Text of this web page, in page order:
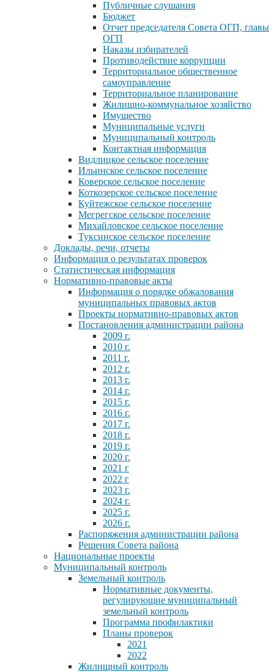
Публичные слушания
Бюджет
Отчет председателя Совета ОГП, главы
ОГП
Наказы избирателей
Противодействие коррупции
Территориальное общественное
самоуправление
Территориальное планирование
Жилищно-коммунальное хозяйство
Имущество
Муниципальные услуги
Муниципальный контроль
Контактная информация
Видлицкое сельское поселение
Ильинское сельское поселение
Коверское сельское поселение
Коткозерское сельское поселение
Куйтежское сельское поселение
Мегрегское сельское поселение
Михайловское сельское поселение
Туксинское сельское поселение
Доклады, речи, отчеты
Информация о результатах проверок
Статистическая информация
Нормативно-правовые акты
Информация о порядке обжалования
муниципальных правовых актов
Проекты нормативно-правовых актов
Постановления администрации района
2009 г.
2010 г.
2011 г.
2012 г.
2013 г.
2014 г.
2015 г.
2016 г.
2017 г.
2018 г.
2019 г.
2020 г.
2021 г
2022 г
2023 г.
2024 г.
2025 г.
2026 г.
Распоряжения администрации района
Решения Совета района
Национальные проекты
Муниципальный контроль
Земельный контроль
Нормативные документы,
регулирующие муниципальный
земельный контроль
Программа профилактики
Планы проверок
2021
2022
Жилищный контроль